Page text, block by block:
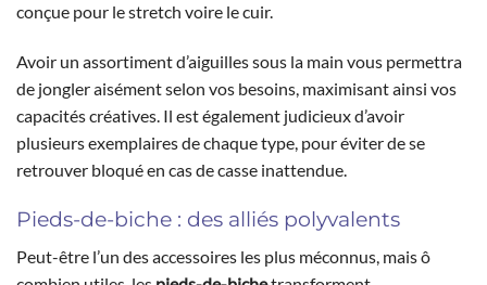
conçue pour le stretch voire le cuir.
Avoir un assortiment d’aiguilles sous la main vous permettra
de jongler aisément selon vos besoins, maximisant ainsi vos
capacités créatives. Il est également judicieux d’avoir
plusieurs exemplaires de chaque type, pour éviter de se
retrouver bloqué en cas de casse inattendue.
Pieds-de-biche : des alliés polyvalents
Peut-être l’un des accessoires les plus méconnus, mais ô